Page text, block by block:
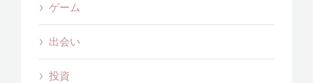
ゲーム
出会い
投資